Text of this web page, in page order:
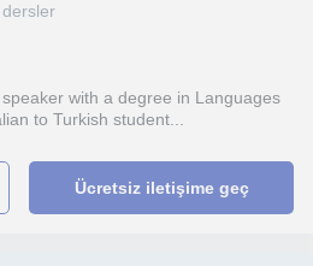
with a degree in Languages
to Turkish student...
Ücretsiz iletişime geç